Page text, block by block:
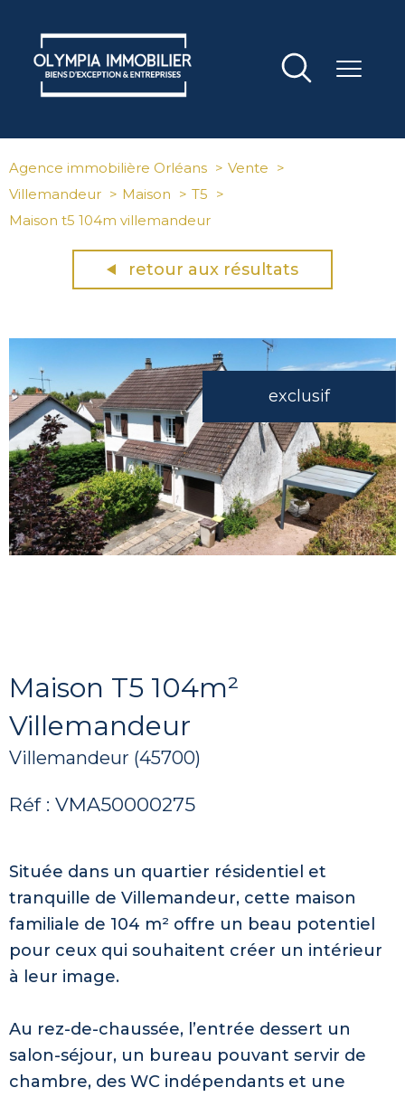
Agence immobilière Orléans
Vente
Villemandeur
Maison
T5
Maison t5 104m villemandeur
retour aux résultats
exclusif
Maison T5 104m²
Villemandeur
Villemandeur (45700)
Réf : VMA50000275
Située dans un quartier résidentiel et
tranquille de Villemandeur, cette maison
familiale de 104 m² offre un beau potentiel
pour ceux qui souhaitent créer un intérieur
à leur image.
Au rez-de-chaussée, l’entrée dessert un
salon-séjour, un bureau pouvant servir de
chambre, des WC indépendants et une